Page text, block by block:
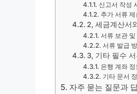
신고서 작성
추가 서류 제
2, 세금계산서
서류 보관 및
서류 발급
3, 기타 필수
은행 계좌 정
기타 문서
자주 묻는 질문과